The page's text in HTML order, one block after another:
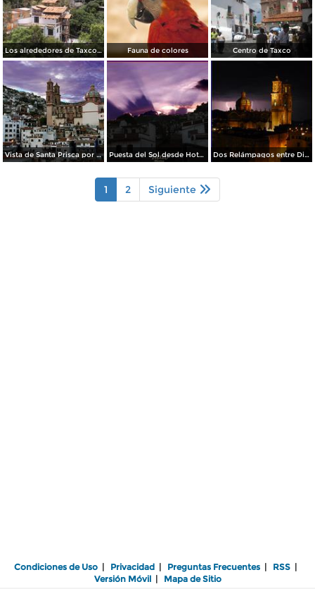
Los alrededores de Taxco desde el teleférico. Julio/2014 Fauna de colores Centro de Taxco
Vista de Santa Prisca por dia El Viernes Santo Puesta del Sol desde Hotel Casa Grande Dos Relámpagos entre Dios y la Parroquia de Santa Prisca
1 2 Siguiente
Condiciones de Uso | Privacidad | Preguntas Frecuentes | RSS |
Versión Móvil| Mapa de Sitio